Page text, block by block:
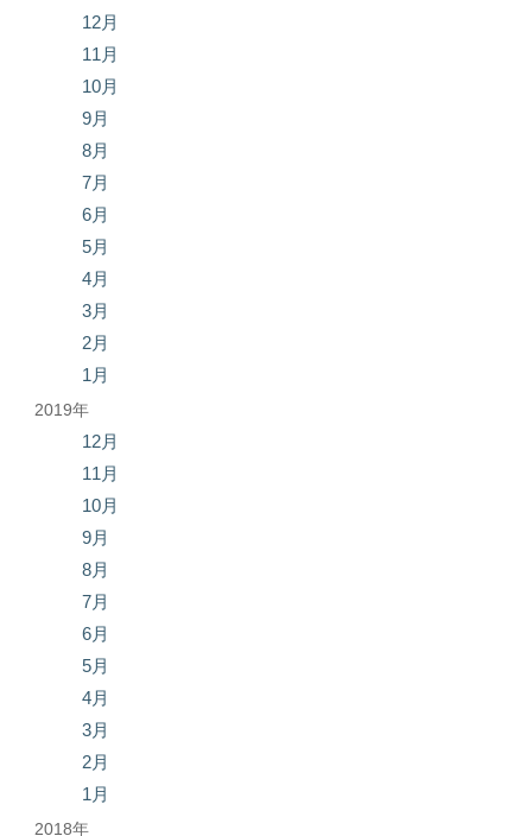
12月
11月
10月
9月
8月
7月
6月
5月
4月
3月
2月
1月
2019年
12月
11月
10月
9月
8月
7月
6月
5月
4月
3月
2月
1月
2018年